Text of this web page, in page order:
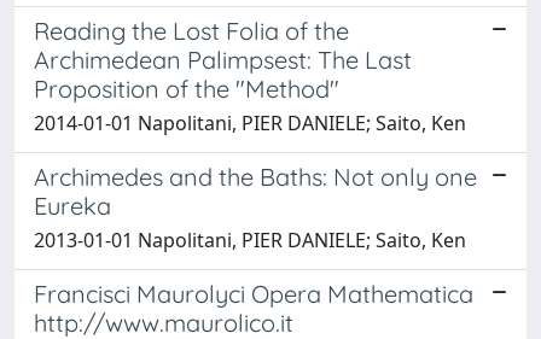
Reading the Lost Folia of the
Archimedean Palimpsest: The Last
Proposition of the "Method"
2014-01-01 Napolitani, PIER DANIELE; Saito, Ken
Archimedes and the Baths: Not only one
Eureka
2013-01-01 Napolitani, PIER DANIELE; Saito, Ken
Francisci Maurolyci Opera Mathematica
http://www.maurolico.it